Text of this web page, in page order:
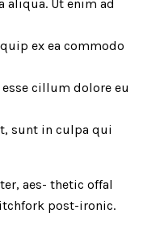
aliqua. Ut enim ad
ex ea commodo
cillum dolore eu
sunt in culpa qui
aes- thetic offal
post-ironic.